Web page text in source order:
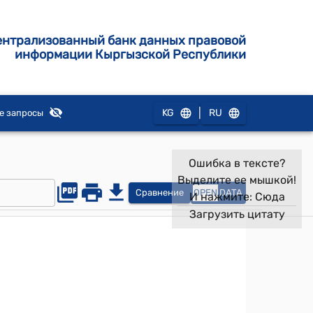
банк данных правовой
информации Кыргызской Республики
запросы KG RU
Сравнение OPEN DATA
Ошибка в тексте?
Выделите ее мышкой!
И нажмите: Сюда
Загрузить цитату